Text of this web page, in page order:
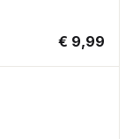
€ 9,99